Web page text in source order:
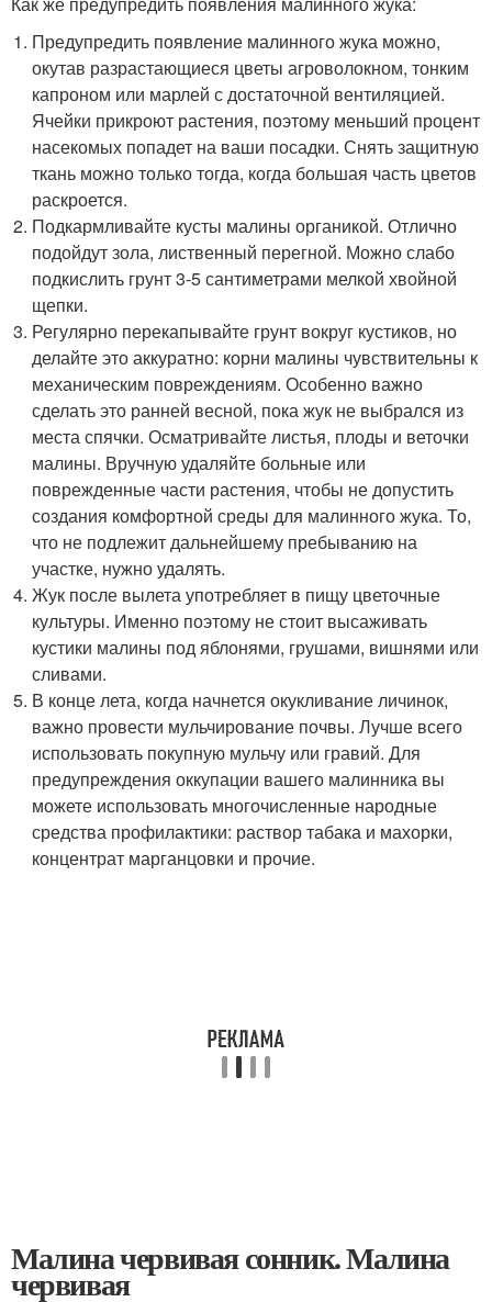
Предупредить появление малинного жука можно,
окутав разрастающиеся цветы агроволокном, тонким
капроном или марлей с достаточной вентиляцией.
Ячейки прикроют растения, поэтому меньший процент
насекомых попадет на ваши посадки. Снять защитную
ткань можно только тогда, когда большая часть цветов
раскроется.
Подкармливайте кусты малины органикой. Отлично
подойдут зола, лиственный перегной. Можно слабо
подкислить грунт 3-5 сантиметрами мелкой хвойной
щепки.
Регулярно перекапывайте грунт вокруг кустиков, но
делайте это аккуратно: корни малины чувствительны к
механическим повреждениям. Особенно важно
сделать это ранней весной, пока жук не выбрался из
места спячки. Осматривайте листья, плоды и веточки
малины. Вручную удаляйте больные или
поврежденные части растения, чтобы не допустить
создания комфортной среды для малинного жука. То,
что не подлежит дальнейшему пребыванию на
участке, нужно удалять.
Жук после вылета употребляет в пищу цветочные
культуры. Именно поэтому не стоит высаживать
кустики малины под яблонями, грушами, вишнями или
сливами.
В конце лета, когда начнется окукливание личинок,
важно провести мульчирование почвы. Лучше всего
использовать покупную мульчу или гравий. Для
предупреждения оккупации вашего малинника вы
можете использовать многочисленные народные
средства профилактики: раствор табака и махорки,
концентрат марганцовки и прочие.
Малина червивая сонник. Малина
червивая